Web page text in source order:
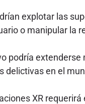
explotar las
o manipular la
podría
en el
XR